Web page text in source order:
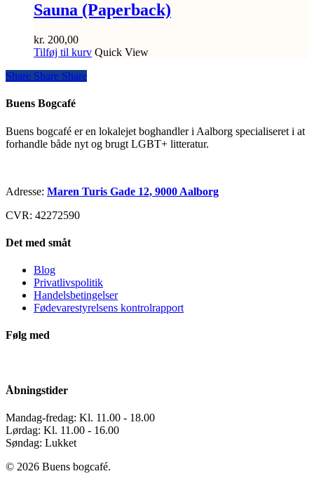
Sauna (Paperback)
kr. 200,00
Tilføj til kurv Quick View
Share
Share Share Share
Buens Bogcafé
Buens bogcafé er en lokalejet boghandler i Aalborg specialiseret i at
forhandle både nyt og brugt LGBT+ litteratur.
Adresse: Maren Turis Gade 12, 9000 Aalborg
CVR: 42272590
Det med småt
Blog
Privatlivspolitik
Handelsbetingelser
Fødevarestyrelsens kontrolrapport
Følg med
Åbningstider
Mandag-fredag: Kl. 11.00 - 18.00
Lørdag: Kl. 11.00 - 16.00
Søndag: Lukket
© 2026 Buens bogcafé.